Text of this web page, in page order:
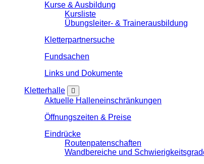
Kurse & Ausbildung
Kursliste
Übungsleiter- & Trainerausbildung
Kletterpartnersuche
Fundsachen
Links und Dokumente
Kletterhalle
Aktuelle Halleneinschränkungen
Öffnungszeiten & Preise
Eindrücke
Routenpatenschaften
Wandbereiche und